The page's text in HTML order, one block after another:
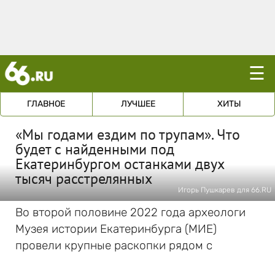
☰
ГЛАВНОЕ ЛУЧШЕЕ ХИТЫ
«Мы годами ездим по трупам». Что
будет с найденными под
Екатеринбургом останками двух
тысяч расстрелянных
Игорь Пушкарев для 66.RU
Во второй половине 2022 года археологи
Музея истории Екатеринбурга (МИЕ)
провели крупные раскопки рядом с